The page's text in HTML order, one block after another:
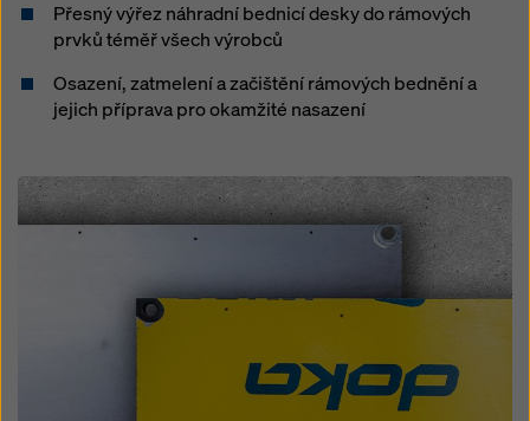
Přesný výřez náhradní bednicí desky do rámových
prvků téměř všech výrobců
Osazení, zatmelení a začištění rámových bednění a
jejich příprava pro okamžité nasazení
Open